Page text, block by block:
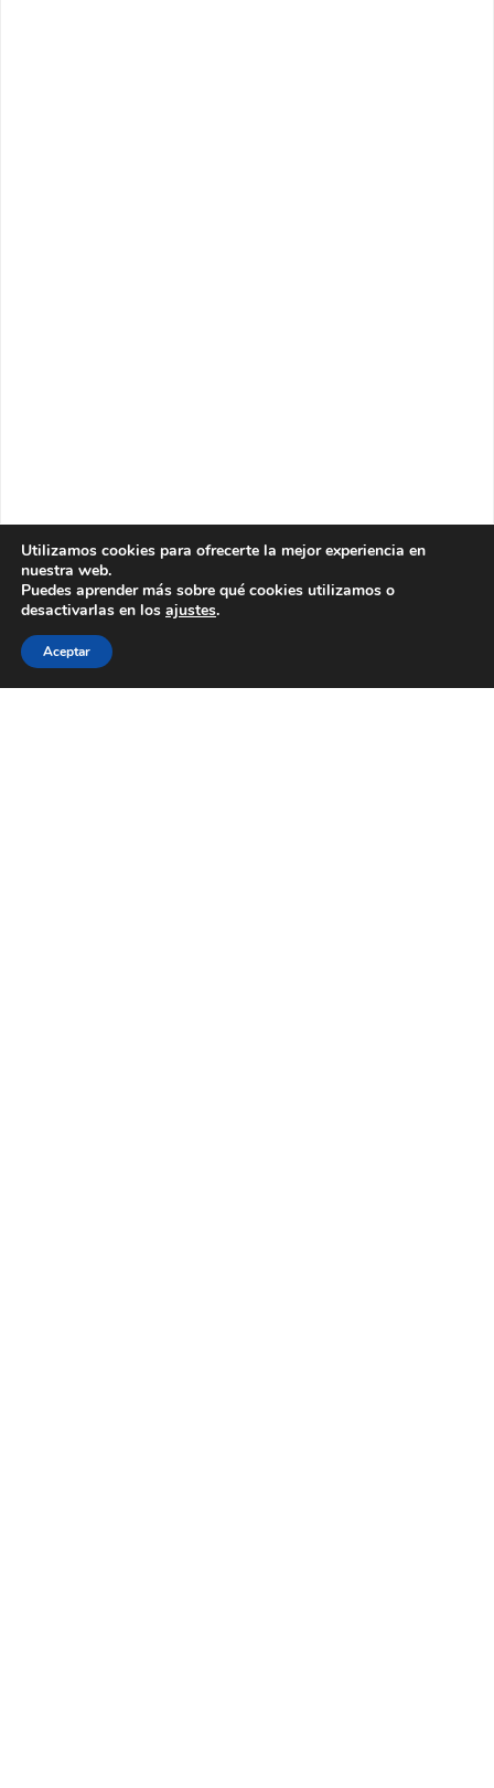
Utilizamos cookies para ofrecerte la mejor experiencia en
nuestra web.
Puedes aprender más sobre qué cookies utilizamos o
desactivarlas en los ajustes.
Aceptar